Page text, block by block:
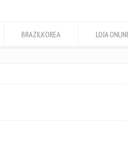
BRAZILKOREA LOJA